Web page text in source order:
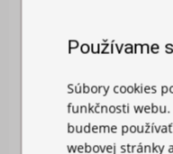
Používame
Súbory cookies
funkčnosti webu.
budeme
webovej stránky